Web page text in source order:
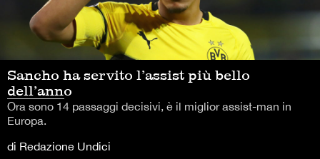
Sancho ha servito l’assist più bello
dell’anno
Ora sono 14 passaggi decisivi, è il miglior assist-man in
Europa.
di Redazione Undici